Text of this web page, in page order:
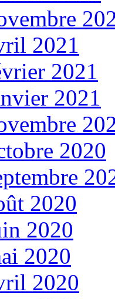
2021
2021
2021
2020
2020
2020
2020
2020